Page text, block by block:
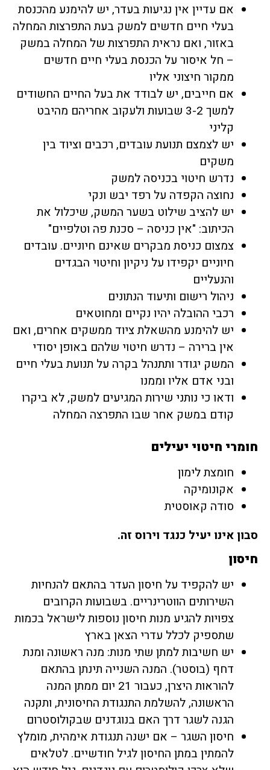
אם עדיין אין נגיעות בעדר, יש להימנע מהכנסת
בעלי חיים חדשים למשק בעת התפרצות המחלה
באזור, ואם נראית התפרצות של המחלה במשק
– חל איסור על הכנסת בעלי חיים חדשים
ממקור חיצוני אליו
אם חייבים, יש לבודד את בעל החיים החשודים
למשך 3-2 שבועות ולעקוב אחריהם מהיבט
קליני
יש לצמצם תנועת עובדים, רכבים וציוד בין
משקים
נדרש חיטוי בכניסה למשק
נחוצה הקפדה על רפד יבש ונקי
יש להציב שילוט בשער המשק, שיכלול את
הכיתוב: "אין כניסה – סכנת פה וטלפיים"
צמצום כניסת מבקרים שאינם חיוניים. עובדים
חיוניים יקפידו על ניקיון וחיטוי הבגדים
והנעליים
ניהול רישום ותיעוד הנתונים
רכבי ההובלה יהיו נקיים ומחוטאים
יש להימנע מהשאלת ציוד ממשקים אחרים, ואם
אין ברירה – נדרש חיטוי שלהם באופן יסודי
המשק יגודר ותתנהל בקרה על תנועת בעלי חיים
ובני אדם אליו וממנו
ודאו כי נותני שירות המגיעים למשק, לא ביקרו
קודם במשק אחר שבו התפרצה המחלה
חומרי חיטוי יעילים
חומצת לימון
אקונומיקה
סודה קאוסטית
סבון אינו יעיל כנגד וירוס זה.
חיסון
יש להקפיד על חיסון העדר בהתאם להנחיות
השירותים הווטרינריים. בשבועות הקרובים
צפויות להגיע מנות חיסון נוספות לישראל בכמות
שתספיק לכלל עדרי הצאן בארץ
יש חשיבות למתן שתי מנות: מנה ראשונה ומנת
דחף (בוסטר). המנה השנייה תינתן בהתאם
להוראות היצרן, כעבור 21 יום ממתן המנה
הראשונה, להשלמת התנגודת החיסונית, ותקנה
הגנה לשגר דרך האם בנוגדנים שבקולוסטרום
חיסון השגר – אם ישנה תנגודת אימהית, מומלץ
להמתין במתן החיסון לגיל חודשיים. לטלאים